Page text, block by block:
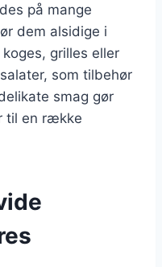
på mange
dem alsidige i
grilles eller
som tilbehør
smag gør
til en række